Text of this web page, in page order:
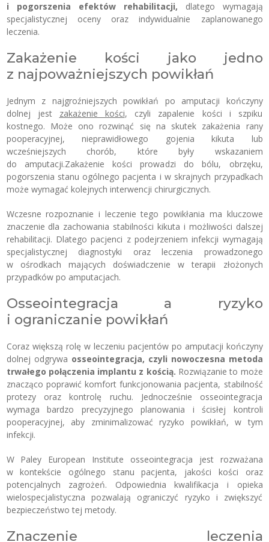
i pogorszenia efektów rehabilitacji, dlatego wymagają
specjalistycznej oceny oraz indywidualnie zaplanowanego
leczenia.
Zakażenie kości jako jedno
z najpoważniejszych powikłań
Jednym z najgroźniejszych powikłań po amputacji kończyny
dolnej jest zakażenie kości, czyli zapalenie kości i szpiku
kostnego. Może ono rozwinąć się na skutek zakażenia rany
pooperacyjnej, nieprawidłowego gojenia kikuta lub
wcześniejszych chorób, które były wskazaniem
do amputacji.Zakażenie kości prowadzi do bólu, obrzęku,
pogorszenia stanu ogólnego pacjenta i w skrajnych przypadkach
może wymagać kolejnych interwencji chirurgicznych.
Wczesne rozpoznanie i leczenie tego powikłania ma kluczowe
znaczenie dla zachowania stabilności kikuta i możliwości dalszej
rehabilitacji. Dlatego pacjenci z podejrzeniem infekcji wymagają
specjalistycznej diagnostyki oraz leczenia prowadzonego
w ośrodkach mających doświadczenie w terapii złożonych
przypadków po amputacjach.
Osseointegracja a ryzyko
i ograniczanie powikłań
Coraz większą rolę w leczeniu pacjentów po amputacji kończyny
dolnej odgrywa osseointegracja, czyli nowoczesna metoda
trwałego połączenia implantu z kością. Rozwiązanie to może
znacząco poprawić komfort funkcjonowania pacjenta, stabilność
protezy oraz kontrolę ruchu. Jednocześnie osseointegracja
wymaga bardzo precyzyjnego planowania i ścisłej kontroli
pooperacyjnej, aby zminimalizować ryzyko powikłań, w tym
infekcji.
W Paley European Institute osseointegracja jest rozważana
w kontekście ogólnego stanu pacjenta, jakości kości oraz
potencjalnych zagrożeń. Odpowiednia kwalifikacja i opieka
wielospecjalistyczna pozwalają ograniczyć ryzyko i zwiększyć
bezpieczeństwo tej metody.
Znaczenie leczenia